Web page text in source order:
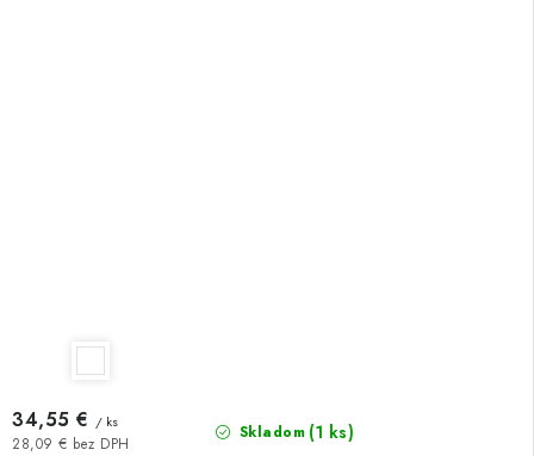
Skladom (1 ks)
28,09 € bez DPH
34,55 € / ks